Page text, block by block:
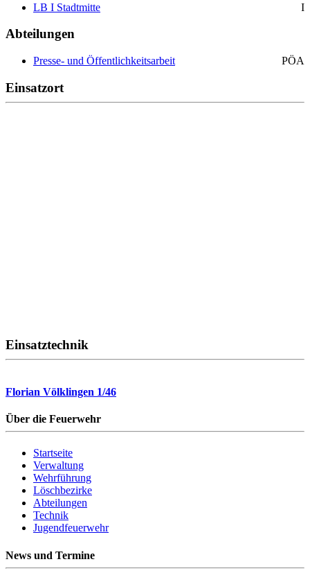
LB I Stadtmitte I
Abteilungen
Presse- und Öffentlichkeitsarbeit PÖA
Einsatzort
Einsatztechnik
Florian Völklingen 1/46
Über die Feuerwehr
Startseite
Verwaltung
Wehrführung
Löschbezirke
Abteilungen
Technik
Jugendfeuerwehr
News und Termine